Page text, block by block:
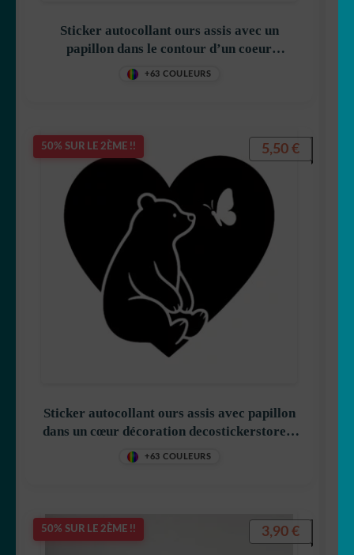
Sticker autocollant ours assis avec un
papillon dans le contour d’un coeur
décoration decostickerstore – 7CLVWO
+63 COULEURS
50% SUR LE 2ÈME !!
Sticker autocollant ours assis avec papillon
dans un cœur décoration decostickerstore –
EKH6DP
+63 COULEURS
5,50 €
50% SUR LE 2ÈME !! 3,90 €